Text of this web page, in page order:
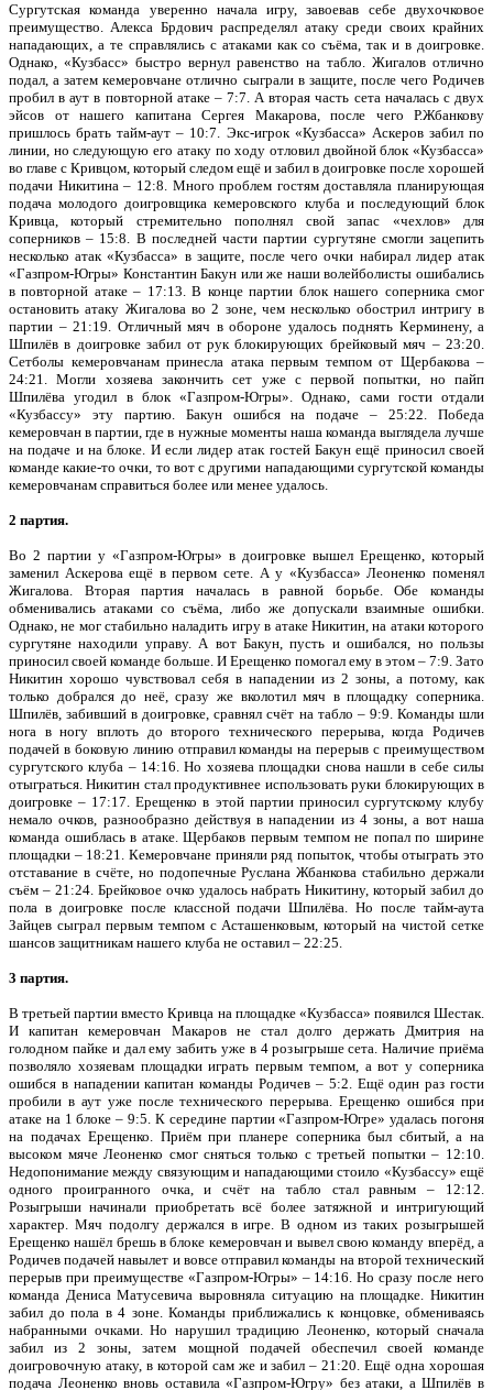
Сургутская команда уверенно начала игру, завоевав себе двухочковое
преимущество. Алекса Брдович распределял атаку среди своих крайних
нападающих, а те справлялись с атаками как со съёма, так и в доигровке.
Однако, «Кузбасс» быстро вернул равенство на табло. Жигалов отлично
подал, а затем кемеровчане отлично сыграли в защите, после чего Родичев
пробил в аут в повторной атаке – 7:7. А вторая часть сета началась с двух
эйсов от нашего капитана Сергея Макарова, после чего Р.Жбанкову
пришлось брать тайм-аут – 10:7. Экс-игрок «Кузбасса» Аскеров забил по
линии, но следующую его атаку по ходу отловил двойной блок «Кузбасса»
во главе с Кривцом, который следом ещё и забил в доигровке после хорошей
подачи Никитина – 12:8. Много проблем гостям доставляла планирующая
подача молодого доигровщика кемеровского клуба и последующий блок
Кривца, который стремительно пополнял свой запас «чехлов» для
соперников – 15:8. В последней части партии сургутяне смогли зацепить
несколько атак «Кузбасса» в защите, после чего очки набирал лидер атак
«Газпром-Югры» Константин Бакун или же наши волейболисты ошибались
в повторной атаке – 17:13. В конце партии блок нашего соперника смог
остановить атаку Жигалова во 2 зоне, чем несколько обострил интригу в
партии – 21:19. Отличный мяч в обороне удалось поднять Керминену, а
Шпилёв в доигровке забил от рук блокирующих брейковый мяч – 23:20.
Сетболы кемеровчанам принесла атака первым темпом от Щербакова –
24:21. Могли хозяева закончить сет уже с первой попытки, но пайп
Шпилёва угодил в блок «Газпром-Югры». Однако, сами гости отдали
«Кузбассу» эту партию. Бакун ошибся на подаче – 25:22. Победа
кемеровчан в партии, где в нужные моменты наша команда выглядела лучше
на подаче и на блоке. И если лидер атак гостей Бакун ещё приносил своей
команде какие-то очки, то вот с другими нападающими сургутской команды
кемеровчанам справиться более или менее удалось.
2 партия.
Во 2 партии у «Газпром-Югры» в доигровке вышел Ерещенко, который
заменил Аскерова ещё в первом сете. А у «Кузбасса» Леоненко поменял
Жигалова. Вторая партия началась в равной борьбе. Обе команды
обменивались атаками со съёма, либо же допускали взаимные ошибки.
Однако, не мог стабильно наладить игру в атаке Никитин, на атаки которого
сургутяне находили управу. А вот Бакун, пусть и ошибался, но пользы
приносил своей команде больше. И Ерещенко помогал ему в этом – 7:9. Зато
Никитин хорошо чувствовал себя в нападении из 2 зоны, а потому, как
только добрался до неё, сразу же вколотил мяч в площадку соперника.
Шпилёв, забивший в доигровке, сравнял счёт на табло – 9:9. Команды шли
нога в ногу вплоть до второго технического перерыва, когда Родичев
подачей в боковую линию отправил команды на перерыв с преимуществом
сургутского клуба – 14:16. Но хозяева площадки снова нашли в себе силы
отыграться. Никитин стал продуктивнее использовать руки блокирующих в
доигровке – 17:17. Ерещенко в этой партии приносил сургутскому клубу
немало очков, разнообразно действуя в нападении из 4 зоны, а вот наша
команда ошиблась в атаке. Щербаков первым темпом не попал по ширине
площадки – 18:21. Кемеровчане приняли ряд попыток, чтобы отыграть это
отставание в счёте, но подопечные Руслана Жбанкова стабильно держали
съём – 21:24. Брейковое очко удалось набрать Никитину, который забил до
пола в доигровке после классной подачи Шпилёва. Но после тайм-аута
Зайцев сыграл первым темпом с Асташенковым, который на чистой сетке
шансов защитникам нашего клуба не оставил – 22:25.
3 партия.
В третьей партии вместо Кривца на площадке «Кузбасса» появился Шестак.
И капитан кемеровчан Макаров не стал долго держать Дмитрия на
голодном пайке и дал ему забить уже в 4 розыгрыше сета. Наличие приёма
позволяло хозяевам площадки играть первым темпом, а вот у соперника
ошибся в нападении капитан команды Родичев – 5:2. Ещё один раз гости
пробили в аут уже после технического перерыва. Ерещенко ошибся при
атаке на 1 блоке – 9:5. К середине партии «Газпром-Югре» удалась погоня
на подачах Ерещенко. Приём при планере соперника был сбитый, а на
высоком мяче Леоненко смог сняться только с третьей попытки – 12:10.
Недопонимание между связующим и нападающими стоило «Кузбассу» ещё
одного проигранного очка, и счёт на табло стал равным – 12:12.
Розыгрыши начинали приобретать всё более затяжной и интригующий
характер. Мяч подолгу держался в игре. В одном из таких розыгрышей
Ерещенко нашёл брешь в блоке кемеровчан и вывел свою команду вперёд, а
Родичев подачей навылет и вовсе отправил команды на второй технический
перерыв при преимуществе «Газпром-Югры» – 14:16. Но сразу после него
команда Дениса Матусевича выровняла ситуацию на площадке. Никитин
забил до пола в 4 зоне. Команды приближались к концовке, обмениваясь
набранными очками. Но нарушил традицию Леоненко, который сначала
забил из 2 зоны, затем мощной подачей обеспечил своей команде
доигровочную атаку, в которой сам же и забил – 21:20. Ещё одна хорошая
подача Леоненко вновь оставила «Газпром-Югру» без атаки, а Шпилёв в